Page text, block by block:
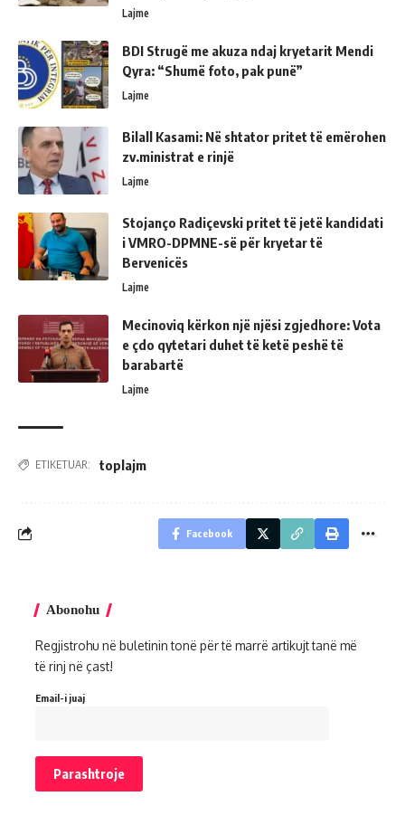
Lajme
BDI Strugë me akuza ndaj kryetarit Mendi
Qyra: “Shumë foto, pak punë”
Lajme
Bilall Kasami: Në shtator pritet të emërohen
zv.ministrat e rinjë
Lajme
Stojanço Radiçevski pritet të jetë kandidati
i VMRO-DPMNE-së për kryetar të
Bervenicës
Lajme
Mecinoviq kërkon një njësi zgjedhore: Vota
e çdo qytetari duhet të ketë peshë të
barabartë
Lajme
ETIKETUAR: toplajm
Facebook
Abonohu
Regjistrohu në buletinin tonë për të marrë artikujt tanë më
të rinj në çast!
Email-i juaj